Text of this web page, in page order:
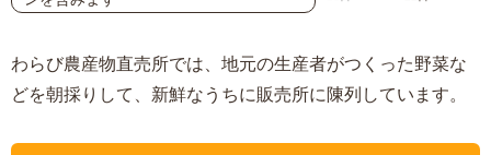
わらび農産物直売所では、地元の生産者がつくった野菜な
どを朝採りして、新鮮なうちに販売所に陳列しています。